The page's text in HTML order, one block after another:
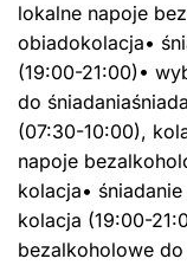
lokalne napoje
obiadokolacja•
(19:00-21:00)•
do
(07:30-10:00),
napoje
kolacja•
kolacja (19:00-
bezalkoholowe